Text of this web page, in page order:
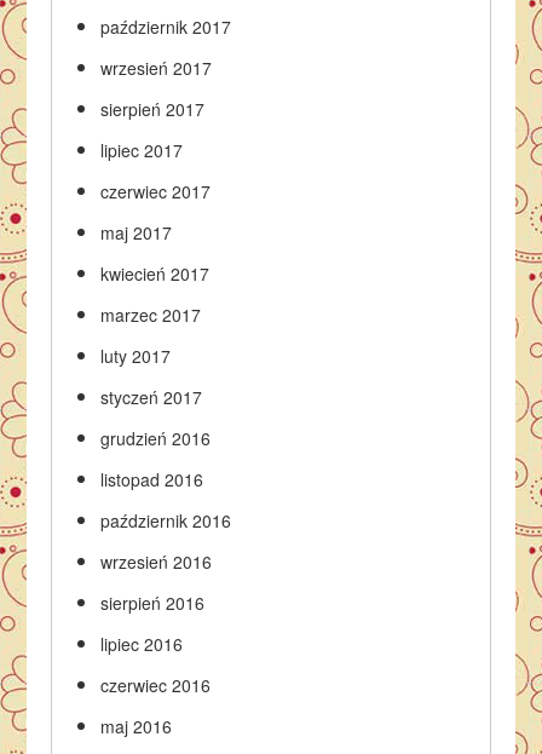
październik 2017
wrzesień 2017
sierpień 2017
lipiec 2017
czerwiec 2017
maj 2017
kwiecień 2017
marzec 2017
luty 2017
styczeń 2017
grudzień 2016
listopad 2016
październik 2016
wrzesień 2016
sierpień 2016
lipiec 2016
czerwiec 2016
maj 2016